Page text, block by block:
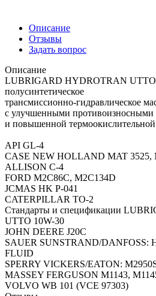
Описание
Отзывы
Задать вопрос
Описание
LUBRIGARD HYDROTRAN UTTO
полусинтетическое
трансмиссионно-гидравлическое
с улучшенными противоизносными
и повышенной термоокислительной
API GL-4
CASE NEW HOLLAND MAT 3525,
ALLISON C-4
FORD M2C86C, M2C134D
JCMAS HK P-041
CATERPILLAR TO-2
Стандарты и спецификации
UTTO 10W-30
JOHN DEERE J20C
SAUER SUNSTRAND/DANFOSS:
FLUID
SPERRY VICKERS/EATON:
MASSEY FERGUSON M1143,
VOLVO WB 101 (VCE 97303)